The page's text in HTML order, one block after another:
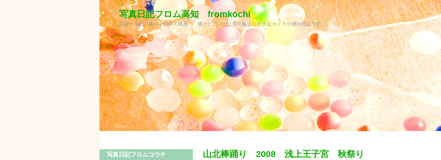
写真日記フロム高知 fromkochi
四国・高知で暮らす日常の風景。 猫とピアノが三度の飯より好きなカメラ小僧の日記です。
山北棒踊り 2008 浅上王子宮 秋祭り
写真日記フロムコウチ